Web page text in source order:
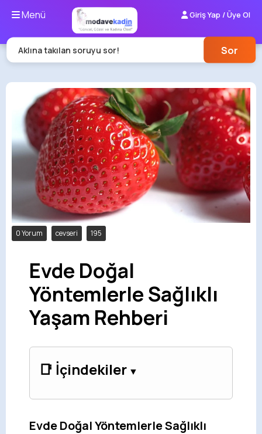
Menü Giriş Yap / Üye Ol
Aklına takılan soruyu sor! Sor
0 Yorum cevseri 195
Evde Doğal
Yöntemlerle Sağlıklı
Yaşam Rehberi
📑 İçindekiler
Evde Doğal Yöntemlerle Sağlıklı